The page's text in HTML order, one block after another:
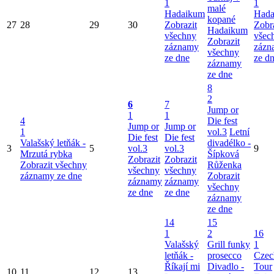
27 28 29 30
1
Hadaikum
Zobrazit
všechny
záznamy
ze dne
malé
kopané
Hadaikum
Zobrazit
všechny
záznamy
ze dne
1
ze
3
4
1
Valašský letňák -
Mrzutá rybka
Zobrazit všechny
záznamy ze dne
5
6
1
Jump or
Die fest
vol.3
Zobrazit
všechny
záznamy
ze dne
7
1
Jump or
Die fest
vol.3
Zobrazit
všechny
záznamy
ze dne
8
2
Jump or
Die fest
vol.3 Letní
divadélko -
Šípková
Růženka
Zobrazit
všechny
záznamy
ze dne
9
14
1
Valašský
letňák -
Říkají mi
15
2
Grill funky
prosecco
Divadlo -
16
1
Tour